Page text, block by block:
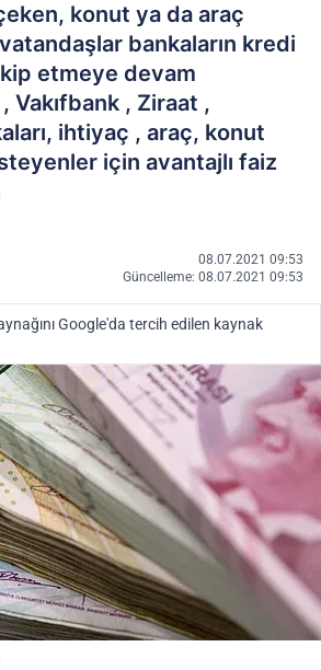
çeken, konut ya da araç
bankaların kredi
etmeye devam
Vakıfbank , Ziraat ,
ihtiyaç , araç, konut
için avantajlı faiz
08.07.2021 09:53
Güncelleme: 08.07.2021 09:53
Google'da tercih edilen kaynak